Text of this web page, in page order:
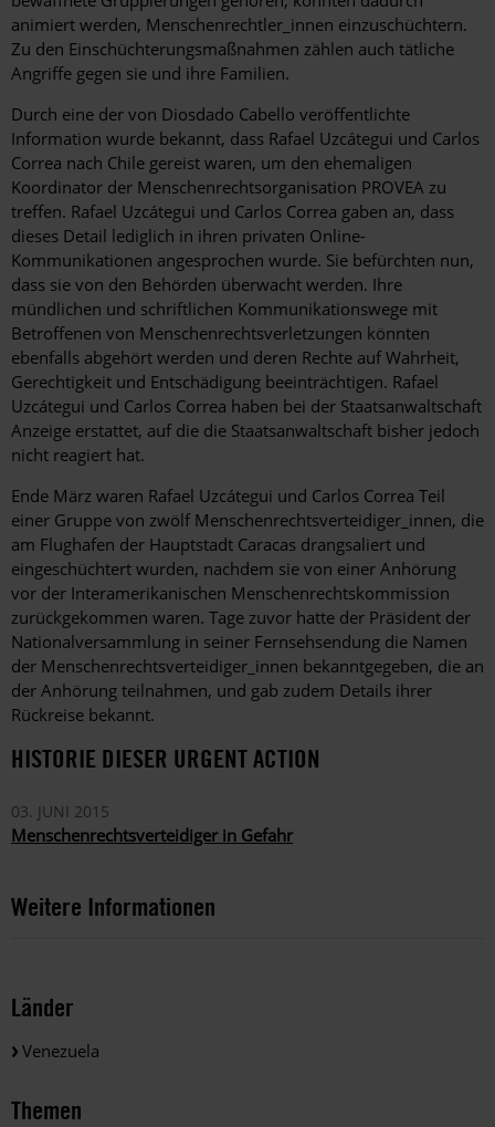
animiert werden, Menschenrechtler_innen einzuschüchtern.
Zu den Einschüchterungsmaßnahmen zählen auch tätliche
Angriffe gegen sie und ihre Familien.
Durch eine der von Diosdado Cabello veröffentlichte
Information wurde bekannt, dass Rafael Uzcátegui und Carlos
Correa nach Chile gereist waren, um den ehemaligen
Koordinator der Menschenrechtsorganisation PROVEA zu
treffen. Rafael Uzcátegui und Carlos Correa gaben an, dass
dieses Detail lediglich in ihren privaten Online-
Kommunikationen angesprochen wurde. Sie befürchten nun,
dass sie von den Behörden überwacht werden. Ihre
mündlichen und schriftlichen Kommunikationswege mit
Betroffenen von Menschenrechtsverletzungen könnten
ebenfalls abgehört werden und deren Rechte auf Wahrheit,
Gerechtigkeit und Entschädigung beeinträchtigen. Rafael
Uzcátegui und Carlos Correa haben bei der Staatsanwaltschaft
Anzeige erstattet, auf die die Staatsanwaltschaft bisher jedoch
nicht reagiert hat.
Ende März waren Rafael Uzcátegui und Carlos Correa Teil
einer Gruppe von zwölf Menschenrechtsverteidiger_innen, die
am Flughafen der Hauptstadt Caracas drangsaliert und
eingeschüchtert wurden, nachdem sie von einer Anhörung
vor der Interamerikanischen Menschenrechtskommission
zurückgekommen waren. Tage zuvor hatte der Präsident der
Nationalversammlung in seiner Fernsehsendung die Namen
der Menschenrechtsverteidiger_innen bekanntgegeben, die an
der Anhörung teilnahmen, und gab zudem Details ihrer
Rückreise bekannt.
HISTORIE DIESER URGENT ACTION
03. JUNI 2015
Menschenrechtsverteidiger in Gefahr
Weitere Informationen
Länder
Venezuela
Themen